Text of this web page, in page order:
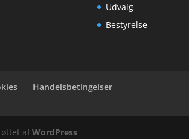
Udvalg
Bestyrelse
Handelsbetingelser
afWordPress